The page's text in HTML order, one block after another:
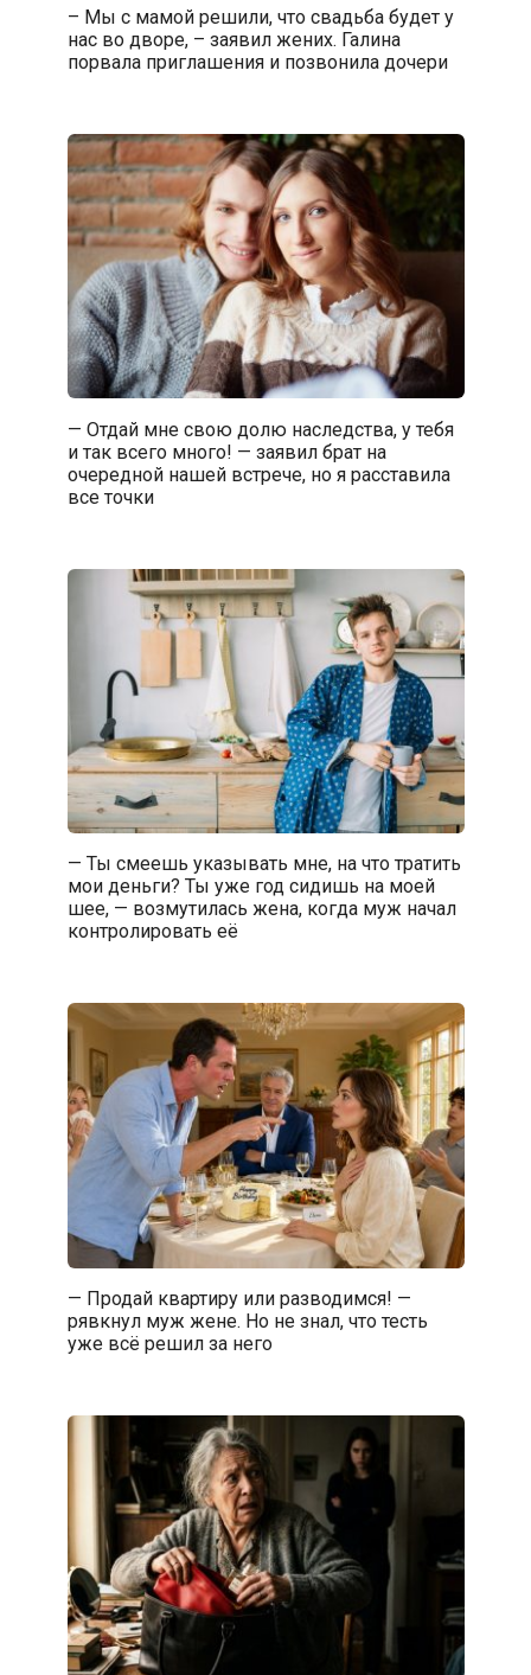
– Мы с мамой решили, что свадьба будет у
нас во дворе, – заявил жених. Галина
порвала приглашения и позвонила дочери
— Отдай мне свою долю наследства, у тебя
и так всего много! — заявил брат на
очередной нашей встрече, но я расставила
все точки
— Ты смеешь указывать мне, на что тратить
мои деньги? Ты уже год сидишь на моей
шее, — возмутилась жена, когда муж начал
контролировать её
— Продай квартиру или разводимся! —
рявкнул муж жене. Но не знал, что тесть
уже всё решил за него